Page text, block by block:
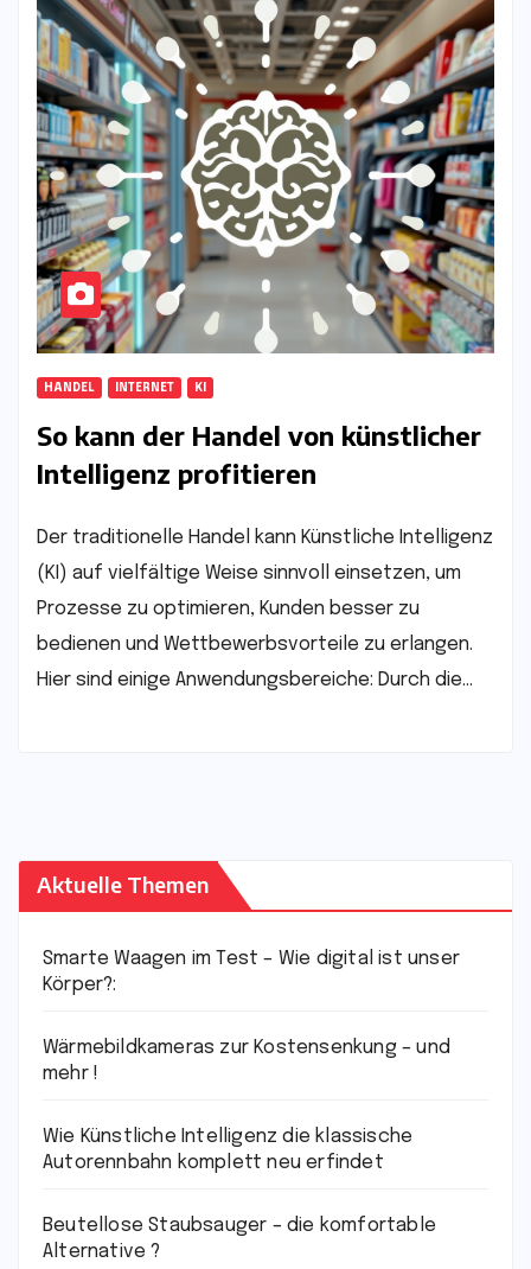
HANDEL INTERNET KI
So kann der Handel von künstlicher
Intelligenz profitieren
Der traditionelle Handel kann Künstliche Intelligenz
(KI) auf vielfältige Weise sinnvoll einsetzen, um
Prozesse zu optimieren, Kunden besser zu
bedienen und Wettbewerbsvorteile zu erlangen.
Hier sind einige Anwendungsbereiche: Durch die…
Aktuelle Themen
Smarte Waagen im Test – Wie digital ist unser
Körper?:
Wärmebildkameras zur Kostensenkung – und
mehr !
Wie Künstliche Intelligenz die klassische
Autorennbahn komplett neu erfindet
Beutellose Staubsauger – die komfortable
Alternative ?